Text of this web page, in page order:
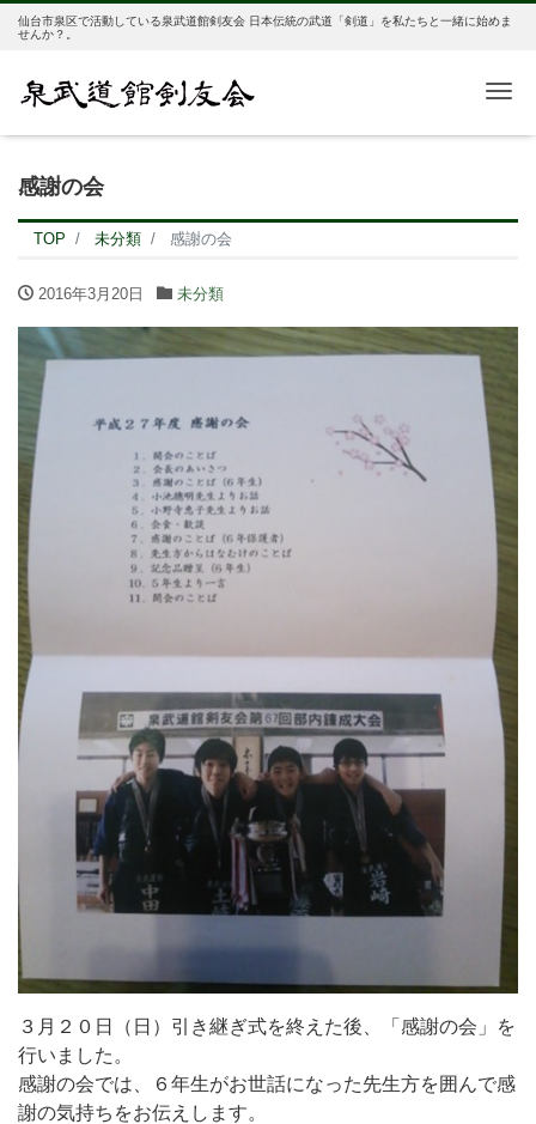
仙台市泉区で活動している泉武道館剣友会 日本伝統の武道「剣道」を私たちと一緒に始めま
せんか？。
感謝の会
TOP 未分類 感謝の会
2016年3月20日 未分類
３月２０日（日）引き継ぎ式を終えた後、「感謝の会」を
行いました。
感謝の会では、６年生がお世話になった先生方を囲んで感
謝の気持ちをお伝えします。